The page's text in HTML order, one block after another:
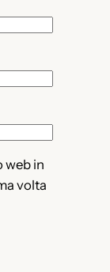
web in
volta